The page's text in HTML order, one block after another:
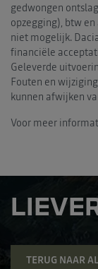
gedwongen
opzegging), btw
niet mogelijk.
financiële
Geleverde
Fouten en
kunnen afwijken
Voor meer
TERUG NAAR